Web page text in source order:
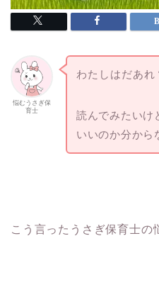
悩むうさぎ保
育士
わたしはだあれ
読んでみたいけ
いいのか分から
こう言ったうさぎ保育士の